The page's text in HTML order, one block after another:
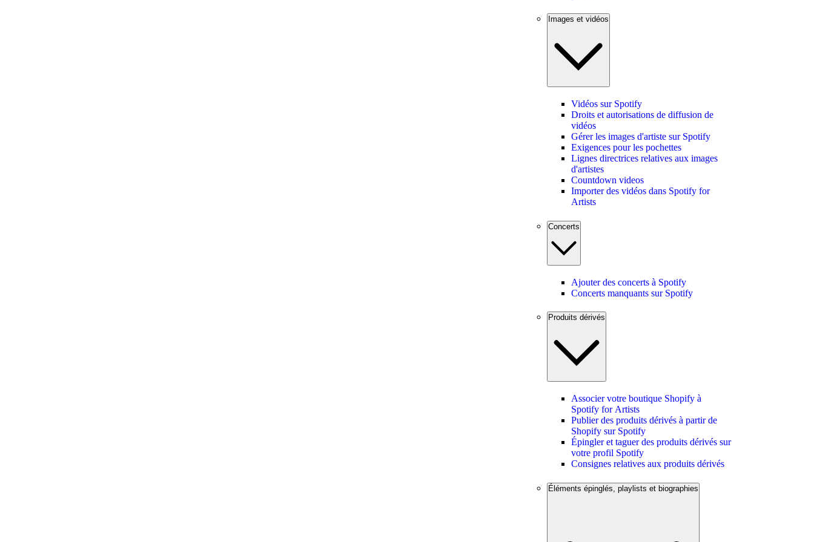
Images et vidéos
Vidéos sur Spotify
Droits et autorisations de diffusion de
vidéos
Gérer les images d'artiste sur Spotify
Exigences pour les pochettes
Lignes directrices relatives aux images
d'artistes
Countdown videos
Importer des vidéos dans Spotify for
Artists
Concerts
Ajouter des concerts à Spotify
Concerts manquants sur Spotify
Produits dérivés
Associer votre boutique Shopify à
Spotify for Artists
Publier des produits dérivés à partir de
Shopify sur Spotify
Épingler et taguer des produits dérivés sur
votre profil Spotify
Consignes relatives aux produits dérivés
Éléments épinglés, playlists et biographies